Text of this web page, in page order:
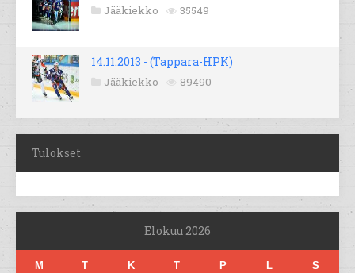
Jääkiekko 35549
14.11.2013 - (Tappara-HPK)
Jääkiekko 89490
Tulokset
Elokuu 2026
M T K T P L S